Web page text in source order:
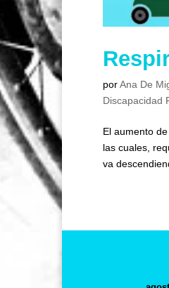
porAna De
Discapacidad
El aumento
las cuales,
va